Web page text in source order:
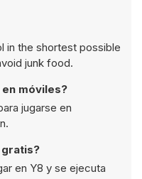
in the shortest possible
junk food.
en móviles?
jugarse en
gratis?
en Y8 y se ejecuta